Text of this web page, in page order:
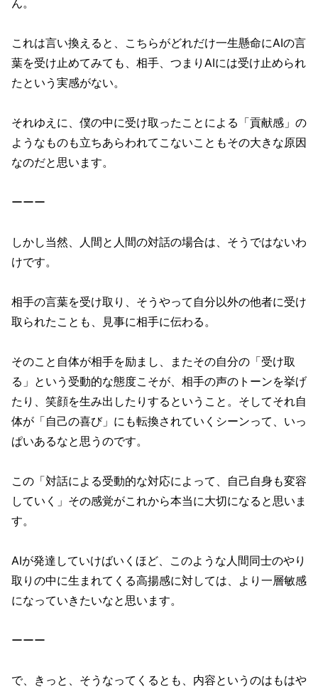
ん。
これは言い換えると、こちらがどれだけ一生懸命にAIの言
葉を受け止めてみても、相手、つまりAIには受け止められ
たという実感がない。
それゆえに、僕の中に受け取ったことによる「貢献感」の
ようなものも立ちあらわれてこないこともその大きな原因
なのだと思います。
ーーー
しかし当然、人間と人間の対話の場合は、そうではないわ
けです。
相手の言葉を受け取り、そうやって自分以外の他者に受け
取られたことも、見事に相手に伝わる。
そのこと自体が相手を励まし、またその自分の「受け取
る」という受動的な態度こそが、相手の声のトーンを挙げ
たり、笑顔を生み出したりするということ。そしてそれ自
体が「自己の喜び」にも転換されていくシーンって、いっ
ぱいあるなと思うのです。
この「対話による受動的な対応によって、自己自身も変容
していく」その感覚がこれから本当に大切になると思いま
す。
AIが発達していけばいくほど、このような人間同士のやり
取りの中に生まれてくる高揚感に対しては、より一層敏感
になっていきたいなと思います。
ーーー
で、きっと、そうなってくるとも、内容というのはもはや